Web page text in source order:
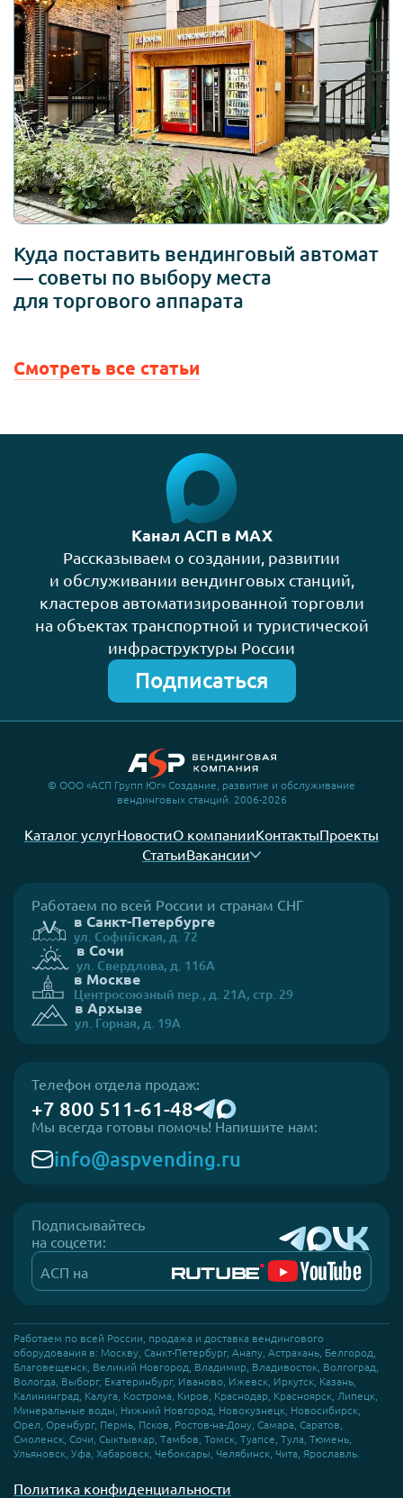
Куда поставить вендинговый автомат
— советы по выбору места
для торгового аппарата
Смотреть все статьи
Канал АСП в MAX
Рассказываем о создании, развитии
и обслуживании вендинговых станций,
кластеров автоматизированной торговли
на объектах транспортной и туристической
инфраструктуры России
Подписаться
© ООО «АСП Групп Юг» Создание, развитие и обслуживание
вендинговых станций. 2006-2026
Каталог услугНовостиО компанииКонтактыПроекты
СтатьиВакансии
Работаем по всей России и странам СНГ
в Санкт-Петербурге
ул. Софийская, д. 72
в Сочи
ул. Свердлова, д. 116А
в Москве
Центросоюзный пер., д. 21А, стр. 29
в Архызе
ул. Горная, д. 19А
Телефон отдела продаж:
+7 800 511-61-48
Мы всегда готовы помочь! Напишите нам:
info@aspvending.ru
Подписывайтесь
на соцсети:
АСП на
Работаем по всей России, продажа и доставка вендингового
оборудования в: Москву, Санкт-Петербург, Анапу, Астрахань, Белгород,
Благовещенск, Великий Новгород, Владимир, Владивосток, Волгоград,
Вологда, Выборг, Екатеринбург, Иваново, Ижевск, Иркутск, Казань,
Калининград, Калуга, Кострома, Киров, Краснодар, Красноярск, Липецк,
Минеральные воды, Нижний Новгород, Новокузнецк, Новосибирск,
Орел, Оренбург, Пермь, Псков, Ростов-на-Дону, Самара, Саратов,
Смоленск, Сочи, Сыктывкар, Тамбов, Томск, Туапсе, Тула, Тюмень,
Ульяновск, Уфа, Хабаровск, Чебоксары, Челябинск, Чита, Ярославль.
Политика конфиденциальности